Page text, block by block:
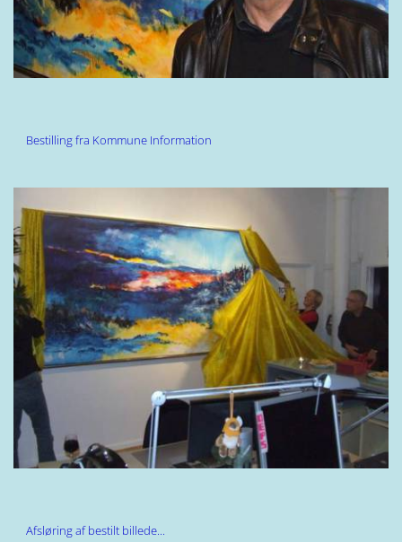
Bestilling fra Kommune Information
Afsløring af bestilt billede...